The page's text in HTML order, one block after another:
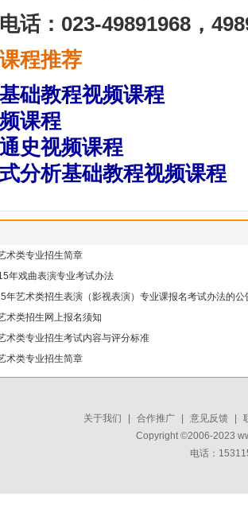
话：023-49891968，
程推荐
础教程视频课程
课程
史视频课程
分析基础教程视频课程
术类专业招生简章
年戏曲表演专业考试办法
年艺术类招生表演（影视表演）专业课报名考试办法的公
术类招生网上报名须知
术类专业招生考试内容与评分标准
术类专业招生简章
关于我们 合作推广 意见反馈
Copyright ©2006-2023
电话：